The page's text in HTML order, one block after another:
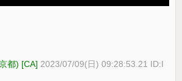
都) [CA] 2023/07/09(日) 09:28:53.21 ID:I